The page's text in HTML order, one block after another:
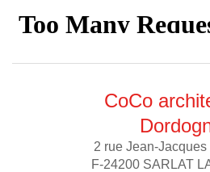
CoCo
2 rue Jean-
F-24200 SARLAT